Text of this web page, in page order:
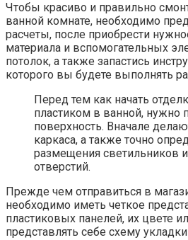
Чтобы красиво и правильно
ванной комнате, необходимо
расчеты, после приобрести
материала и вспомогательных
потолок, а также запастись
которого вы будете выполнять
Перед тем как начать
пластиком в ванной, нужно
поверхность. Вначале
каркаса, а также точно
размещения светильников
отверстий.
Прежде чем отправиться в
необходимо иметь четкое
пластиковых панелей, их цвете
представлять себе схему